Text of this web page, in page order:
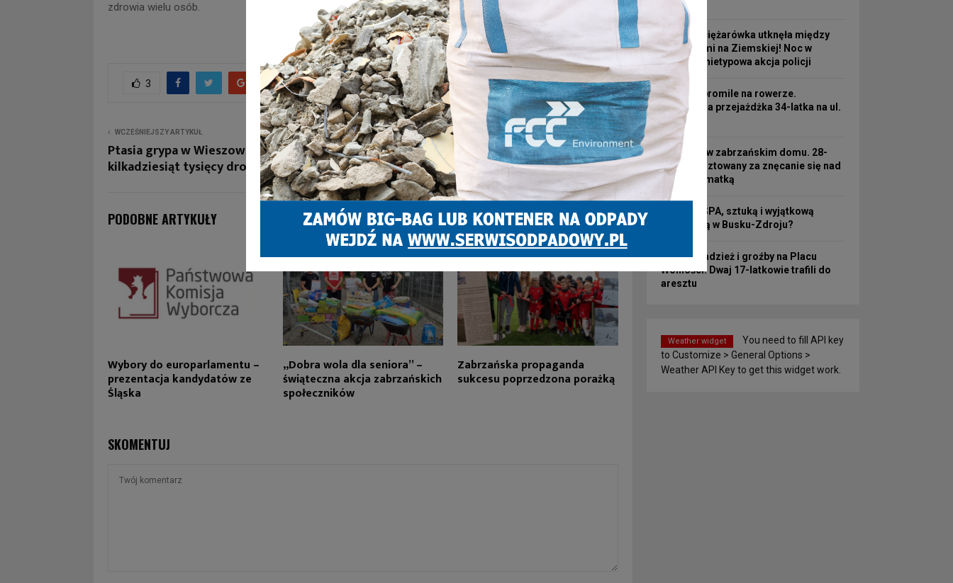
zdrowia wielu osób.
3
WCZEŚNIEJSZY ARTYKUŁ
Ptasia grypa w Wieszowie! Do utylizacji
kilkadziesiąt tysięcy drobiu!
NASTĘPNY ARTYKUŁ
Medyczna marihuana będzie
produkowana w Zabrzu
PODOBNE ARTYKUŁY
Wybory do europarlamentu –
prezentacja kandydatów ze
Śląska
„Dobra wola dla seniora” –
świąteczna akcja zabrzańskich
społeczników
Zabrzańska propaganda
sukcesu poprzedzona porażką
SKOMENTUJ
linię nr 3
Turecka ciężarówka utknęła między
wiaduktami na Ziemskiej! Noc w
pułapce i nietypowa akcja policji
Ponad 2 promile na rowerze.
Kosztowna przejażdżka 34-latka na ul.
3 Maja
Koszmar w zabrzańskim domu. 28-
latek aresztowany za znęcanie się nad
63-letnią matką
Hotel ze SPA, sztuką i wyjątkową
atmosferą w Busku-Zdroju?
Nocna kradzież i groźby na Placu
Wolności! Dwaj 17-latkowie trafili do
aresztu
Weather widget
You need to fill API key
to Customize > General Options >
Weather API Key to get this widget work.